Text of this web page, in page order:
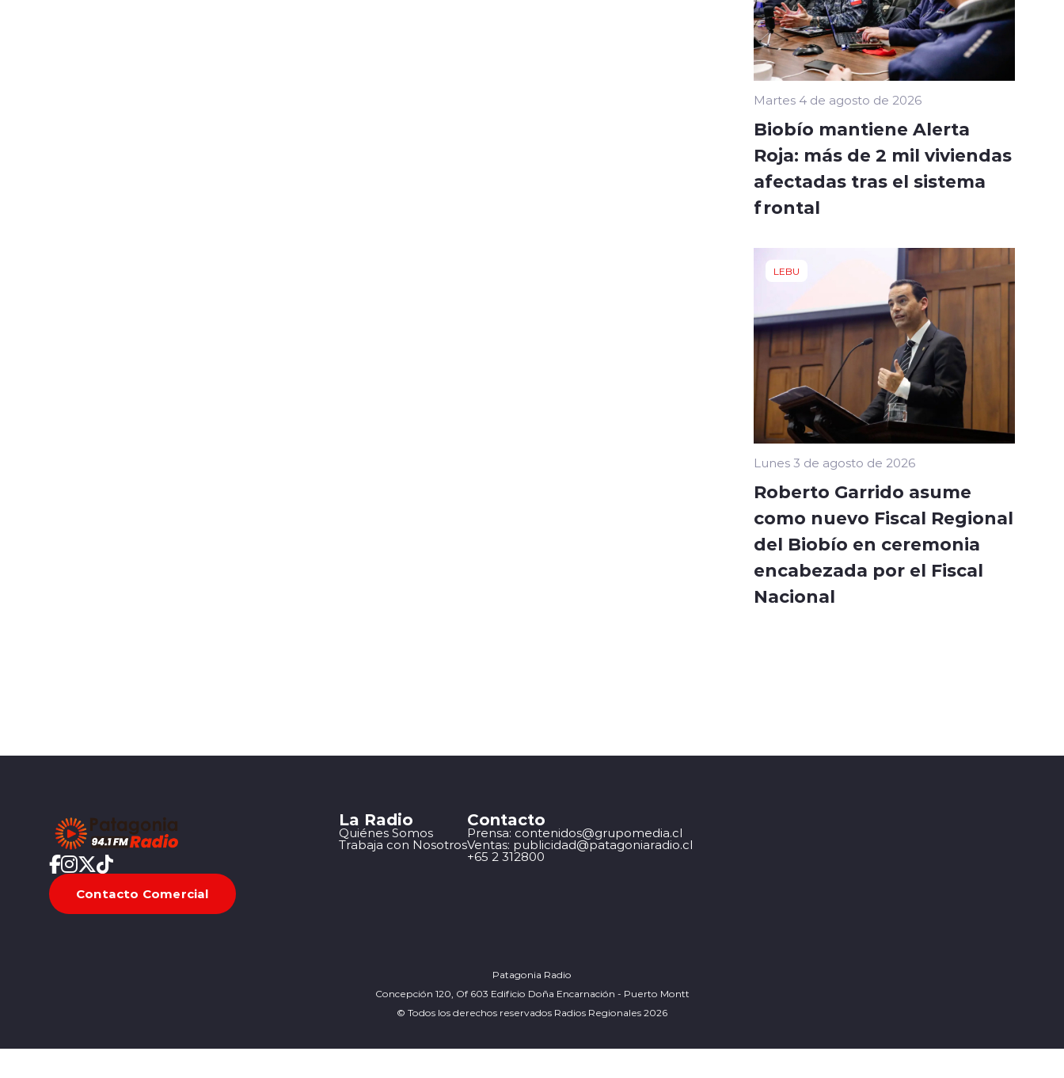
Martes 4 de agosto de 2026
Biobío mantiene Alerta
Roja: más de 2 mil viviendas
afectadas tras el sistema
frontal
LEBU
Lunes 3 de agosto de 2026
Roberto Garrido asume
como nuevo Fiscal Regional
del Biobío en ceremonia
encabezada por el Fiscal
Nacional
Contacto Comercial
La Radio
Quiénes Somos
Trabaja con Nosotros
Contacto
Prensa: contenidos@grupomedia.cl
Ventas: publicidad@patagoniaradio.cl
+65 2 312800
Patagonia Radio
Concepción 120, Of 603 Edificio Doña Encarnación - Puerto Montt
© Todos los derechos reservados Radios Regionales 2026